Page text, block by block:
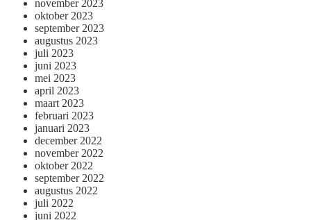
november 2023
oktober 2023
september 2023
augustus 2023
juli 2023
juni 2023
mei 2023
april 2023
maart 2023
februari 2023
januari 2023
december 2022
november 2022
oktober 2022
september 2022
augustus 2022
juli 2022
juni 2022